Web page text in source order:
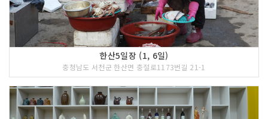
한산5일장 (1, 6일)
충청남도 서천군 한산면 충절로1173번길 21-1